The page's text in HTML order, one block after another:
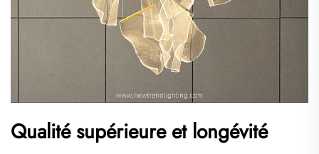
Qualité supérieure et longévité